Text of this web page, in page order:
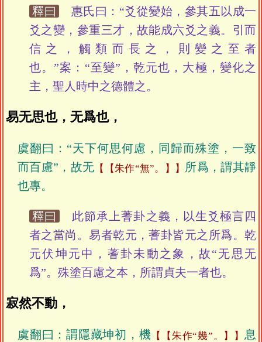
釋曰
惠氏曰：“爻從變始，參其五以成一
爻之變，參重三才，故能成六爻之義。引而
信之，觸類而長之，則變之至者
也。”案：“至變”，乾元也，大極，變化之
主，聖人時中之德體之。
易无思也，无爲也，
虞翻曰：“天下何思何慮，同歸而殊塗，一致
而百慮”，故无
【朱作“無”。】
所爲，謂其靜
也專。
釋曰
此節承上蓍卦之義，以生爻極言四
者之當尚。易者乾元，蓍卦皆元之所爲。乾
元伏坤元中，蓍卦未動之象，故“无思无
爲”。殊塗百慮之本，所謂貞夫一者也。
寂然不動，
虞翻曰：謂隱藏坤初，機 【朱作“幾”。】
息